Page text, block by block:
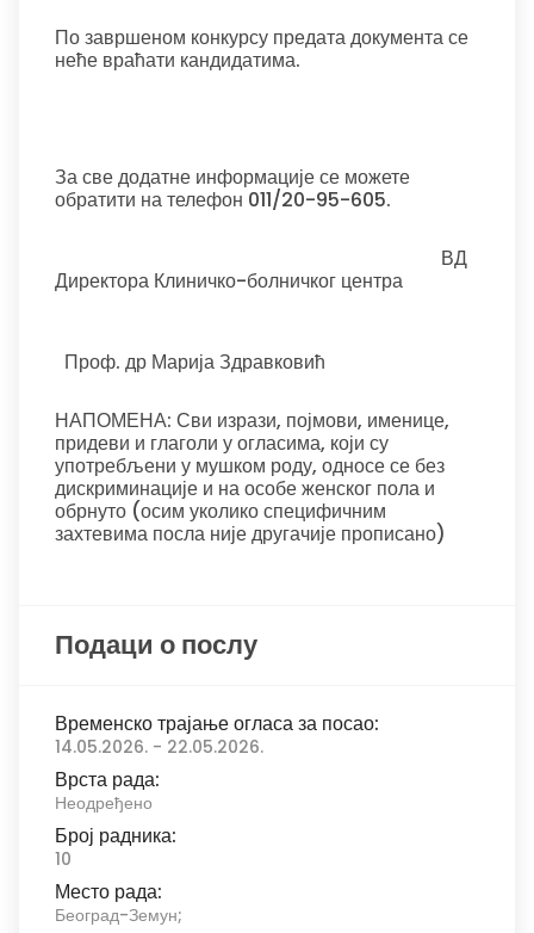
По завршеном конкурсу предата документа се
неће враћати кандидатима.
За све додатне информације се можете
обратити на телефон 011/20-95-605.
ВД
Директора Клиничко-болничког центра
Проф. др Марија Здравковић
НАПОМЕНА: Сви изрази, појмови, именице,
придеви и глаголи у огласима, који су
употребљени у мушком роду, односе се без
дискриминације и на особе женског пола и
обрнуто (осим уколико специфичним
захтевима посла није другачије прописано)
Подаци о послу
Временско трајање огласа за посао:
14.05.2026. - 22.05.2026.
Врста рада:
Неодређено
Број радника:
10
Место рада:
Београд-Земун;